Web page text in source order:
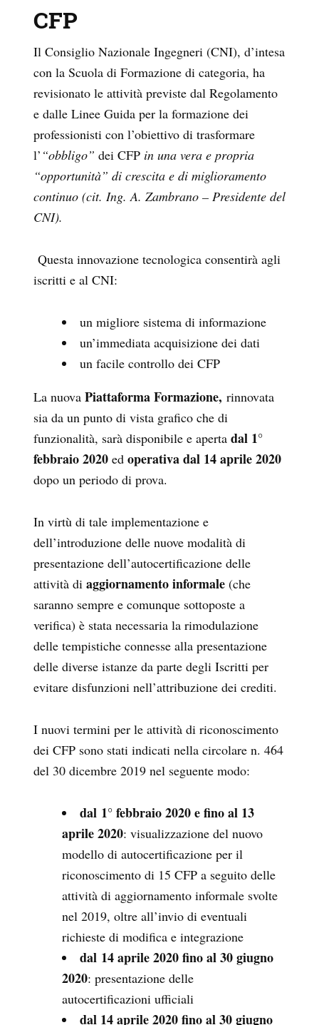
CFP
Il Consiglio Nazionale Ingegneri (CNI), d’intesa
con la Scuola di Formazione di categoria, ha
revisionato le attività previste dal Regolamento
e dalle Linee Guida per la formazione dei
professionisti con l’obiettivo di trasformare
l’ “obbligo” dei CFP in una vera e propria
“opportunità” di crescita e di miglioramento
continuo (cit. Ing. A. Zambrano – Presidente del
CNI).
Questa innovazione tecnologica consentirà agli
iscritti e al CNI:
un migliore sistema di informazione
un’immediata acquisizione dei dati
un facile controllo dei CFP
La nuova Piattaforma Formazione, rinnovata
sia da un punto di vista grafico che di
funzionalità, sarà disponibile e aperta dal 1°
febbraio 2020 ed operativa dal 14 aprile 2020
dopo un periodo di prova.
In virtù di tale implementazione e
dell’introduzione delle nuove modalità di
presentazione dell’autocertificazione delle
attività di aggiornamento informale (che
saranno sempre e comunque sottoposte a
verifica) è stata necessaria la rimodulazione
delle tempistiche connesse alla presentazione
delle diverse istanze da parte degli Iscritti per
evitare disfunzioni nell’attribuzione dei crediti.
I nuovi termini per le attività di riconoscimento
dei CFP sono stati indicati nella circolare n. 464
del 30 dicembre 2019 nel seguente modo:
dal 1° febbraio 2020 e fino al 13
aprile 2020: visualizzazione del nuovo
modello di autocertificazione per il
riconoscimento di 15 CFP a seguito delle
attività di aggiornamento informale svolte
nel 2019, oltre all’invio di eventuali
richieste di modifica e integrazione
dal 14 aprile 2020 fino al 30 giugno
2020: presentazione delle
autocertificazioni ufficiali
dal 14 aprile 2020 fino al 30 giugno